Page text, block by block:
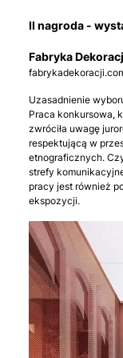
II nagroda -
Fabryka
Uzasadnienie
Praca konkursowa,
zwróciła uwagę
respektującą w
etnograficznych.
strefy
pracy jest również
ekspozycji.